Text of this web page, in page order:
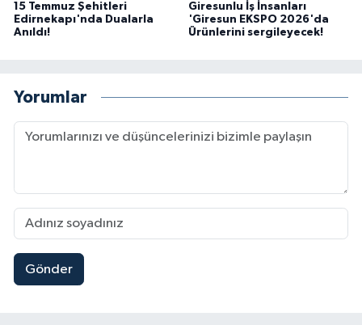
15 Temmuz Şehitleri
Edirnekapı'nda Dualarla
Anıldı!
Giresunlu İş İnsanları
'Giresun EKSPO 2026'da
Ürünlerini sergileyecek!
Yorumlar
Gönder